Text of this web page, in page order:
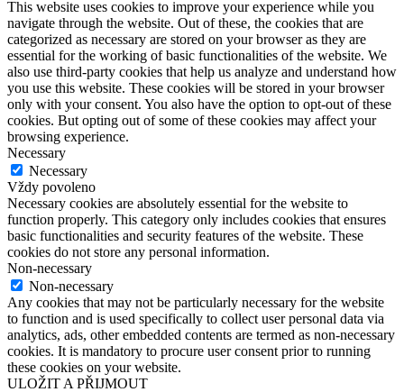
This website uses cookies to improve your experience while you
navigate through the website. Out of these, the cookies that are
categorized as necessary are stored on your browser as they are
essential for the working of basic functionalities of the website. We
also use third-party cookies that help us analyze and understand how
you use this website. These cookies will be stored in your browser
only with your consent. You also have the option to opt-out of these
cookies. But opting out of some of these cookies may affect your
browsing experience.
Necessary
Necessary
Vždy povoleno
Necessary cookies are absolutely essential for the website to
function properly. This category only includes cookies that ensures
basic functionalities and security features of the website. These
cookies do not store any personal information.
Non-necessary
Non-necessary
Any cookies that may not be particularly necessary for the website
to function and is used specifically to collect user personal data via
analytics, ads, other embedded contents are termed as non-necessary
cookies. It is mandatory to procure user consent prior to running
these cookies on your website.
ULOŽIT A PŘIJMOUT